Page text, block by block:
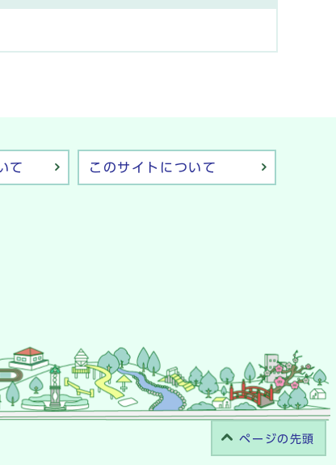
ページの先頭
て このサイトについて